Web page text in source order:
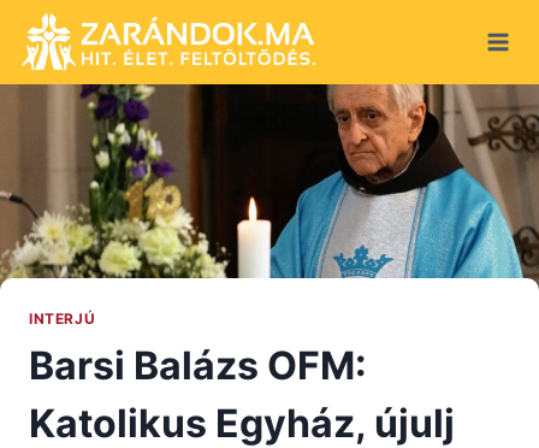
content
INTERJÚ
Barsi Balázs OFM:
Katolikus Egyház, újulj